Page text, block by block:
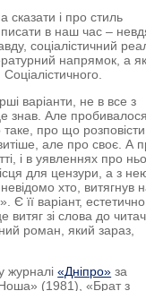
і про стиль
в наш час –
соціалістичний
напрямок, а як
варіанти, не в все з
знав. Але
про що розповісти
але про своє. А
і в уявленнях про
для цензури, а з
хто, витягнув
Є її варіант, естетично
зі слова до
роман, який зараз,
журналі«Дніпро» за
(1981), «Брат з